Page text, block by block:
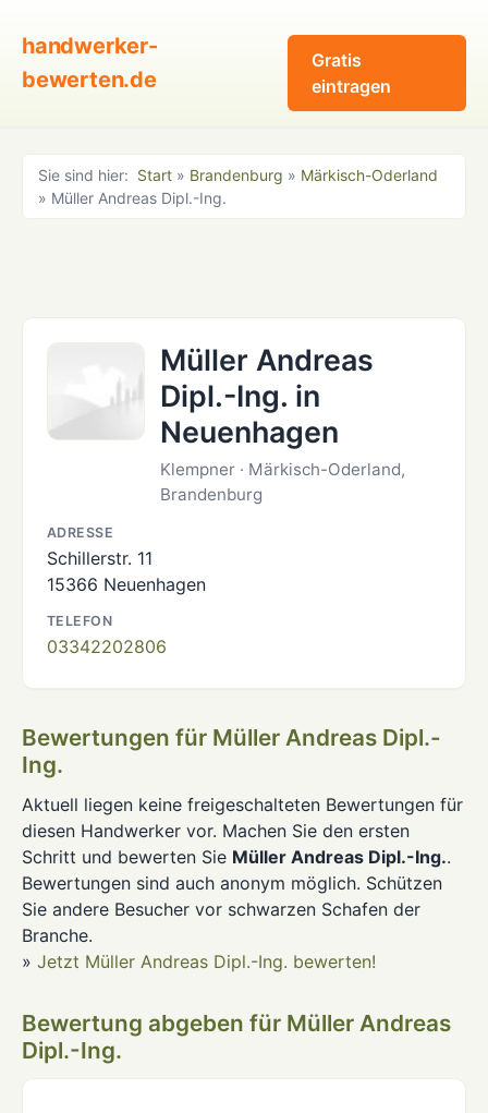
handwerker-
bewerten.de
Gratis
eintragen
Sie sind hier: Start » Brandenburg » Märkisch-Oderland
» Müller Andreas Dipl.-Ing.
Müller Andreas
Dipl.-Ing. in
Neuenhagen
Klempner · Märkisch-Oderland,
Brandenburg
ADRESSE
Schillerstr. 11
15366 Neuenhagen
TELEFON
03342202806
Bewertungen für Müller Andreas Dipl.-
Ing.
Aktuell liegen keine freigeschalteten Bewertungen für
diesen Handwerker vor. Machen Sie den ersten
Schritt und bewerten Sie Müller Andreas Dipl.-Ing..
Bewertungen sind auch anonym möglich. Schützen
Sie andere Besucher vor schwarzen Schafen der
Branche.
» Jetzt Müller Andreas Dipl.-Ing. bewerten!
Bewertung abgeben für Müller Andreas
Dipl.-Ing.